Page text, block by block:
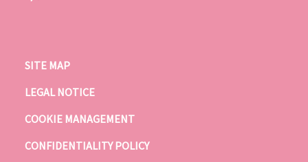
SITE MAP
LEGAL NOTICE
COOKIE MANAGEMENT
CONFIDENTIALITY POLICY